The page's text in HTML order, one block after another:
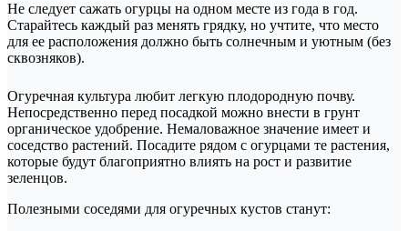
Не следует сажать огурцы на одном месте из года в год.
Старайтесь каждый раз менять грядку, но учтите, что место
для ее расположения должно быть солнечным и уютным (без
сквозняков).
Огуречная культура любит легкую плодородную почву.
Непосредственно перед посадкой можно внести в грунт
органическое удобрение. Немаловажное значение имеет и
соседство растений. Посадите рядом с огурцами те растения,
которые будут благоприятно влиять на рост и развитие
зеленцов.
Полезными соседями для огуречных кустов станут: